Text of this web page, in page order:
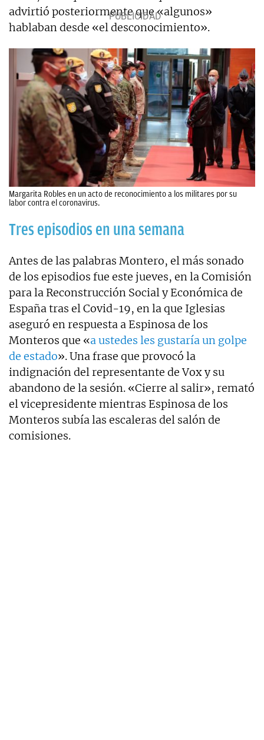
advirtió posteriormente que «algunos»
hablaban desde «el desconocimiento».
Margarita Robles en un acto de reconocimiento a los militares por su
labor contra el coronavirus.
Tres episodios en una semana
Antes de las palabras Montero, el más sonado
de los episodios fue este jueves, en la Comisión
para la Reconstrucción Social y Económica de
España tras el Covid-19, en la que Iglesias
aseguró en respuesta a Espinosa de los
Monteros que «a ustedes les gustaría un golpe
de estado». Una frase que provocó la
indignación del representante de Vox y su
abandono de la sesión. «Cierre al salir», remató
el vicepresidente mientras Espinosa de los
Monteros subía las escaleras del salón de
comisiones.